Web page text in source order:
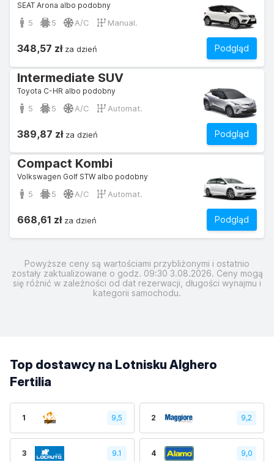
SEAT Arona albo podobny
5 5 A/C Manual.
Podgląd
348,57 złza dzień
Intermediate SUV
Toyota C-HR albo podobny
5 5 A/C Automat.
Podgląd
389,87 złza dzień
Compact Kombi
Volkswagen Golf STW albo podobny
5 5 A/C Automat.
Podgląd
668,61 złza dzień
Powyższe ceny są wartościami przybliżonymi i ostatnio
zostały zaktualizowane o godz. 09:30 3.08.2026. Ceny mogą
się różnić w zależności od dat rezerwacji, długości wynajmu i
kategorii samochodu.
Top dostawcy na Lotnisku Alghero
Fertilia
1 9,5 2 9,2
3 9.1 4 9,0